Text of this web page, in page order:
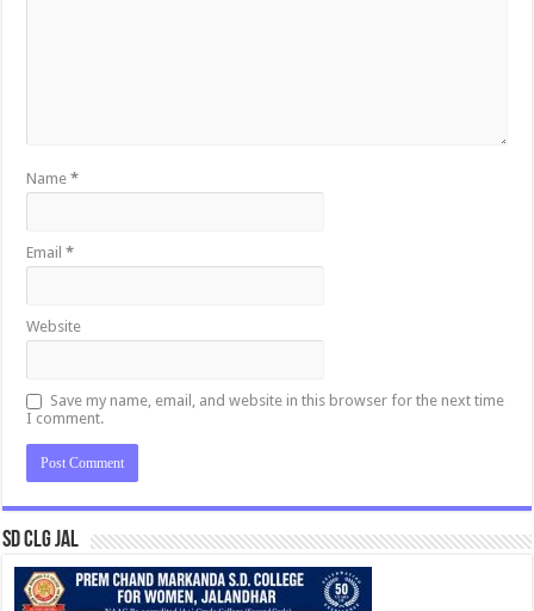
Name*
Email*
Website
Save my name, email, and website in this browser for the next time
I comment.
SD CLG JAL